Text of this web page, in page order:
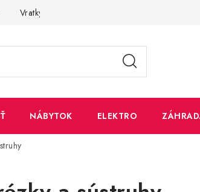
Vratky a Reklamácie
NÁBYTOK ELEKTRO